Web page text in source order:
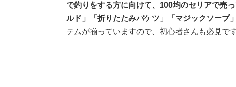
で釣りをする方に向けて、100均のセリアで売
ルド」「折りたたみバケツ」「マジックソープ
テムが揃っていますので、初心者さんも必見です